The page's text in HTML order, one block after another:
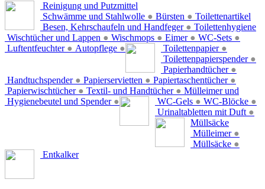
Reinigung und Putzmittel
Schwämme und Stahlwolle ● Bürsten ●
Besen, Kehrschaufeln und Handfeger ●
Wischtücher und Lappen ● Wischmops ● Eimer ● WC-Sets ●
Luftentfeuchter ● Autopflege ●
Toilettenartikel
Toilettenpapier ●
Toilettenpapierspender ●
Papierhandtücher ●
Handtuchspender ● Papierservietten ● Papiertaschentücher ●
Papierwischtücher ● Textil- und Handtücher ●
Hygienebeutel und Spender ●
Toilettenhygiene
WC-Gels ● WC-Blöcke ●
Urinaltabletten mit Duft ●
Mülleimer und
Müllsäcke
Mülleimer ●
Müllsäcke ●
Entkalker